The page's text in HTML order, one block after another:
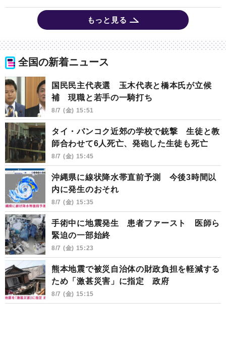
もっと見る
全国の新着ニュース
国民民主代表選 玉木代表と橋本氏が立候
補 現職と若手の一騎打ち
8/7 (金) 15:51
タイ・バンコク近郊の学校で銃撃 生徒と教
師合わせて6人死亡、発砲した生徒も死亡
8/7 (金) 15:45
沖縄県に線状降水帯直前予測 今後3時間以
内に発生のおそれ
8/7 (金) 15:35
手術中に地震発生 患者ファースト 医師ら
緊迫の一部始終
8/7 (金) 15:23
熊本地震で被災自治体の財政負担を軽減する
ため「激甚災害」に指定 政府
8/7 (金) 15:15